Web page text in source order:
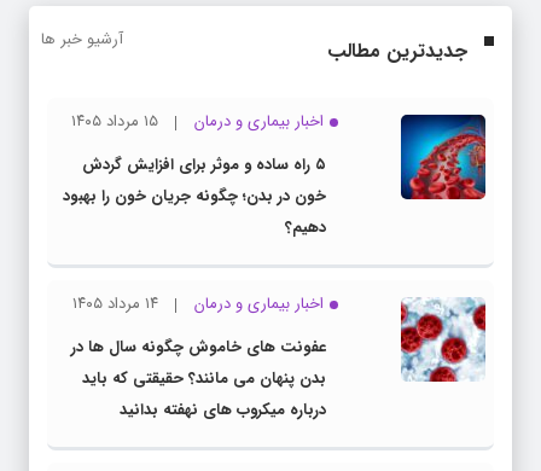
جدیدترین مطالب آرشیو خبر ها
اخبار بیماری و درمان
۱۵ مرداد ۱۴۰۵
۵ راه ساده و موثر برای افزایش گردش
خون در بدن؛ چگونه جریان خون را بهبود
دهیم؟
اخبار بیماری و درمان
۱۴ مرداد ۱۴۰۵
عفونت های خاموش چگونه سال ها در
بدن پنهان می مانند؟ حقیقتی که باید
درباره میکروب های نهفته بدانید